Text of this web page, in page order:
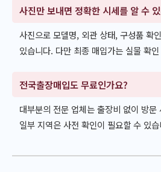
사진만 보내면 정확한 시세를 알 수
사진으로 모델명, 외관 상태, 구성품 확
있습니다. 다만 최종 매입가는 실물 확
전국출장매입도 무료인가요?
대부분의 전문 업체는 출장비 없이 방
일부 지역은 사전 확인이 필요할 수 있